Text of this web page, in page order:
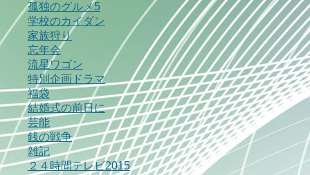
孤独のグルメ5
学校のカイダン
家族狩り
忘年会
流星ワゴン
特別企画ドラマ
福袋
結婚式の前日に
芸能
銭の戦争
雑記
２４時間テレビ2015